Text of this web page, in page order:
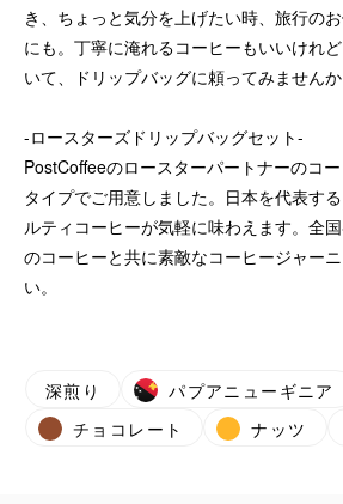
き、ちょっと気分を上げたい時、旅行の
にも。丁寧に淹れるコーヒーもいいけれ
いて、ドリップバッグに頼ってみませんか
-ロースターズドリップバッグセット-
PostCoffeeのロースターパートナーのコ
タイプでご用意しました。日本を代表す
ルティコーヒーが気軽に味わえます。全
のコーヒーと共に素敵なコーヒージャー
い。
深煎り
パプアニューギニア
チョコレート
ナッツ